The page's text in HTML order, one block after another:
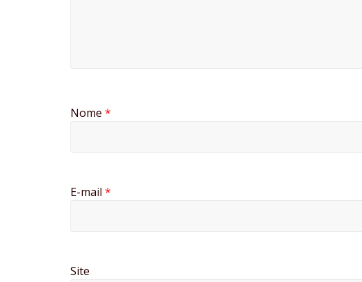
Nome *
E-mail *
Site